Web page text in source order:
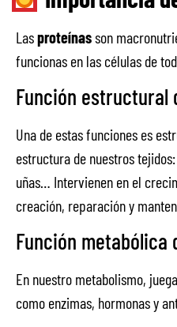
Lasproteínasson
funcionas en las células de
Función estructural
Una de estas funciones es
estructura de nuestros
uñas… Intervienen en el
creación, reparación y
Función metabólica
En nuestro metabolismo,
como enzimas, hormonas y